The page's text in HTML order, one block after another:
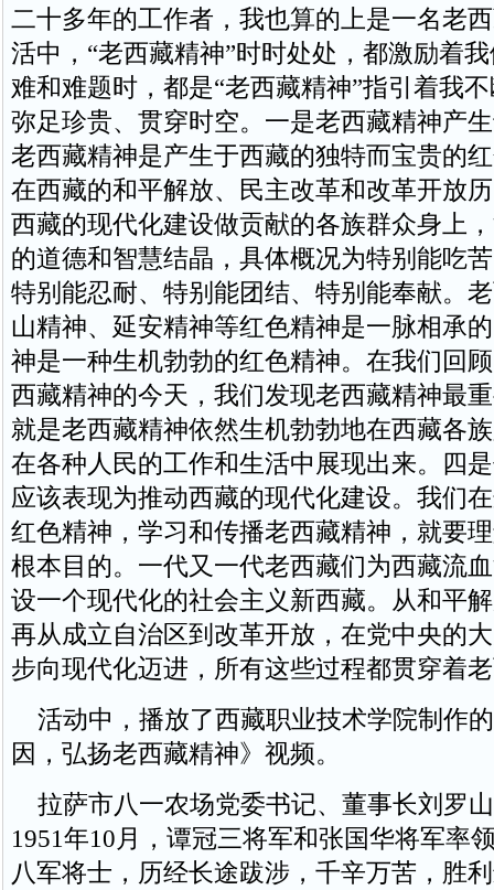
二十多年的工作者，我也算的上是一名老
活中，“老西藏精神”时时处处，都激励着
难和难题时，都是“老西藏精神”指引着我
弥足珍贵、贯穿时空。一是老西藏精神产
老西藏精神是产生于西藏的独特而宝贵的
在西藏的和平解放、民主改革和改革开放
西藏的现代化建设做贡献的各族群众身上
的道德和智慧结晶，具体概况为特别能吃
特别能忍耐、特别能团结、特别能奉献。
山精神、延安精神等红色精神是一脉相承
神是一种生机勃勃的红色精神。在我们回
西藏精神的今天，我们发现老西藏精神最
就是老西藏精神依然生机勃勃地在西藏各
在各种人民的工作和生活中展现出来。四
应该表现为推动西藏的现代化建设。我们
红色精神，学习和传播老西藏精神，就要
根本目的。一代又一代老西藏们为西藏流
设一个现代化的社会主义新西藏。从和平
再从成立自治区到改革开放，在党中央的
步向现代化迈进，所有这些过程都贯穿着
活动中，播放了西藏职业技术学院制作
因，弘扬老西藏精神》视频。
拉萨市八一农场党委书记、董事长刘罗
1951年10月，谭冠三将军和张国华将军率
八军将士，历经长途跋涉，千辛万苦，胜